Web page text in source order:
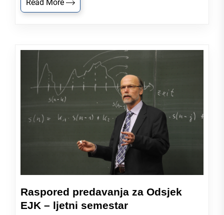
Read More
Raspored predavanja za Odsjek
EJK – ljetni semestar